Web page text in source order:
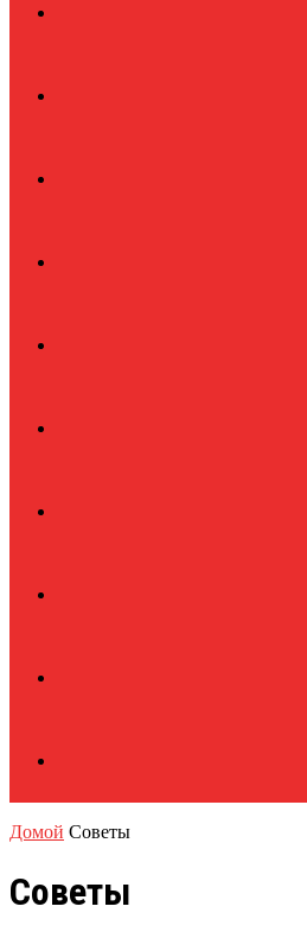
Домой Советы
Советы